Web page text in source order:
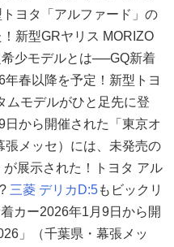
ヨタ「アルファード」の
新型GRヤリス MORIZO
少モデルとは──GQ新着
春以降を予定！新型トヨ
ムモデルがひと足先に登
から開催された「東京オ
張メッセ）には、未発売の
が展示された！トヨタ アル
三菱 デリカD:5もビックリ
カー2026年1月9日から開
」（千葉県・幕張メッ